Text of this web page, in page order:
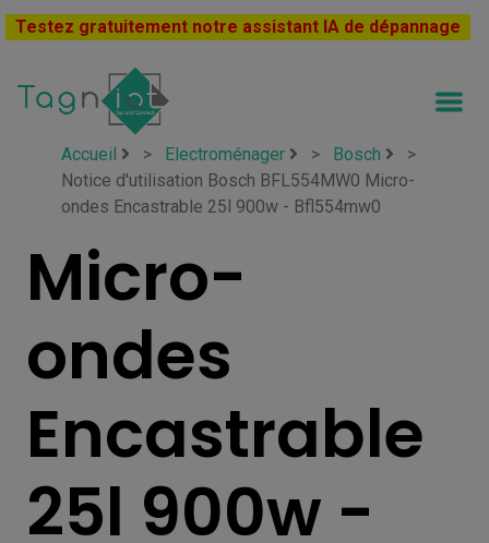
Testez gratuitement notre assistant IA de dépannage
Accueil > Electroménager > Bosch
>
Notice d'utilisation Bosch BFL554MW0 Micro-
ondes Encastrable 25l 900w - Bfl554mw0
Micro-
ondes
Encastrable
25l 900w -